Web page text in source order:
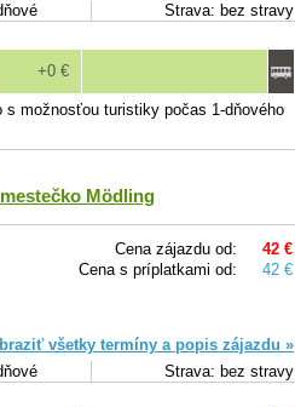
Strava: bez stravy
+0 €
možnosťou turistiky počas 1-dňového
Mödling
Cena zájazdu od:
42 €
Cena s príplatkami od:
42 €
všetky termíny a popis zájazdu »
Strava: bez stravy